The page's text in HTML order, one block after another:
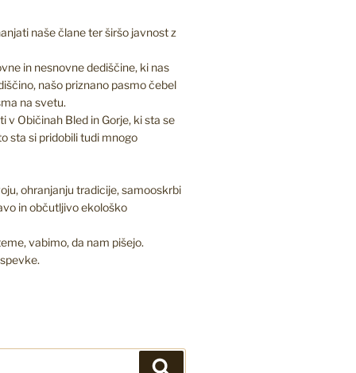
naše člane ter širšo javnost z
in nesnovne dediščine, ki nas
našo priznano pasmo čebel
na svetu.
Običinah Bled in Gorje, ki sta se
sta si pridobili tudi mnogo
ohranjanju tradicije, samooskrbi
in občutljivo ekološko
vabimo, da nam pišejo.